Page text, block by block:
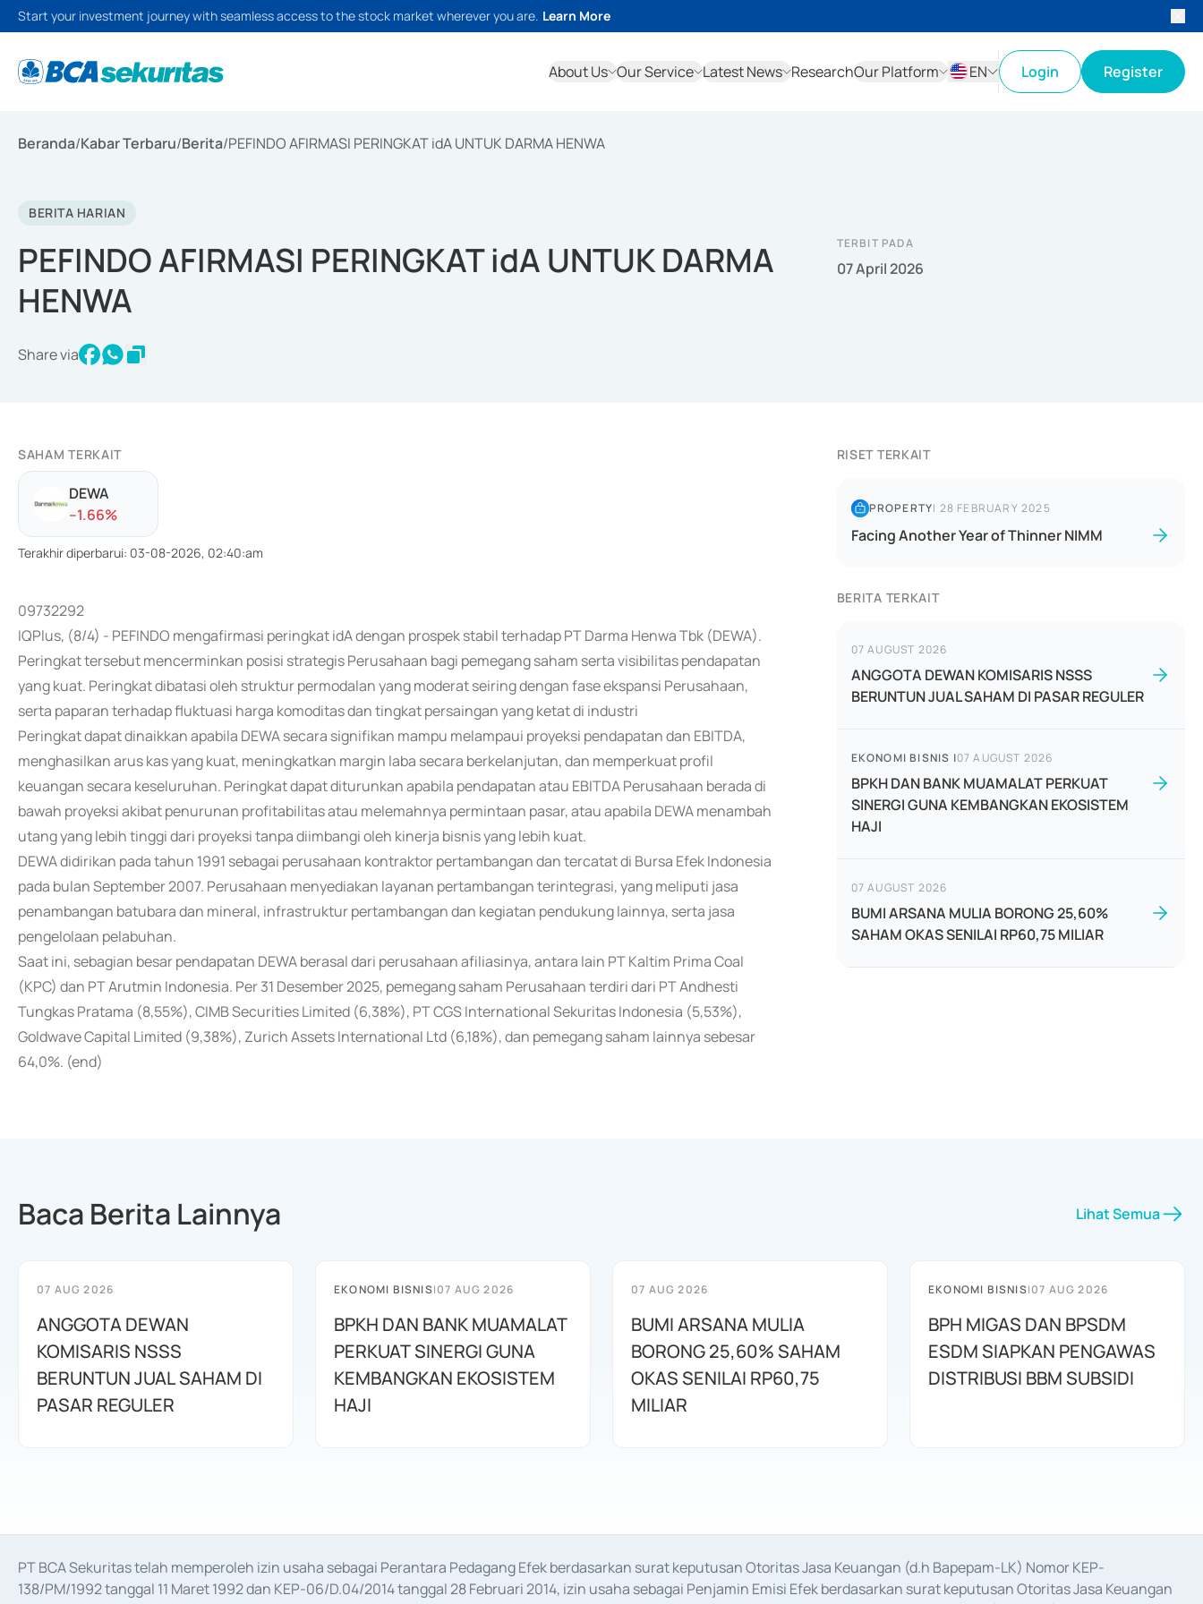
Start your investment journey with seamless access to the stock market wherever you are. Learn More
About Us Our Service Latest News ResearchOur Platform
EN
Login Register
Beranda/Kabar Terbaru/Berita/PEFINDO AFIRMASI PERINGKAT idA UNTUK DARMA HENWA
BERITA HARIAN
PEFINDO AFIRMASI PERINGKAT idA UNTUK DARMA
HENWA
Share via
TERBIT PADA
07 April 2026
SAHAM TERKAIT
DEWA
--1.66%
Terakhir diperbarui: 03-08-2026, 02:40:am
09732292
IQPlus, (8/4) - PEFINDO mengafirmasi peringkat idA dengan prospek stabil terhadap PT Darma Henwa Tbk (DEWA).
Peringkat tersebut mencerminkan posisi strategis Perusahaan bagi pemegang saham serta visibilitas pendapatan
yang kuat. Peringkat dibatasi oleh struktur permodalan yang moderat seiring dengan fase ekspansi Perusahaan,
serta paparan terhadap fluktuasi harga komoditas dan tingkat persaingan yang ketat di industri
Peringkat dapat dinaikkan apabila DEWA secara signifikan mampu melampaui proyeksi pendapatan dan EBITDA,
menghasilkan arus kas yang kuat, meningkatkan margin laba secara berkelanjutan, dan memperkuat profil
keuangan secara keseluruhan. Peringkat dapat diturunkan apabila pendapatan atau EBITDA Perusahaan berada di
bawah proyeksi akibat penurunan profitabilitas atau melemahnya permintaan pasar, atau apabila DEWA menambah
utang yang lebih tinggi dari proyeksi tanpa diimbangi oleh kinerja bisnis yang lebih kuat.
DEWA didirikan pada tahun 1991 sebagai perusahaan kontraktor pertambangan dan tercatat di Bursa Efek Indonesia
pada bulan September 2007. Perusahaan menyediakan layanan pertambangan terintegrasi, yang meliputi jasa
penambangan batubara dan mineral, infrastruktur pertambangan dan kegiatan pendukung lainnya, serta jasa
pengelolaan pelabuhan.
Saat ini, sebagian besar pendapatan DEWA berasal dari perusahaan afiliasinya, antara lain PT Kaltim Prima Coal
(KPC) dan PT Arutmin Indonesia. Per 31 Desember 2025, pemegang saham Perusahaan terdiri dari PT Andhesti
Tungkas Pratama (8,55%), CIMB Securities Limited (6,38%), PT CGS International Sekuritas Indonesia (5,53%),
Goldwave Capital Limited (9,38%), Zurich Assets International Ltd (6,18%), dan pemegang saham lainnya sebesar
64,0%. (end)
RISET TERKAIT
PROPERTY| 28 FEBRUARY 2025
Facing Another Year of Thinner NIMM
BERITA TERKAIT
07 AUGUST 2026
ANGGOTA DEWAN KOMISARIS NSSS
BERUNTUN JUAL SAHAM DI PASAR REGULER
EKONOMI BISNIS |07 AUGUST 2026
BPKH DAN BANK MUAMALAT PERKUAT
SINERGI GUNA KEMBANGKAN EKOSISTEM
HAJI
07 AUGUST 2026
BUMI ARSANA MULIA BORONG 25,60%
SAHAM OKAS SENILAI RP60,75 MILIAR
Baca Berita Lainnya Lihat Semua
07 AUG 2026
ANGGOTA DEWAN
KOMISARIS NSSS
BERUNTUN JUAL SAHAM DI
PASAR REGULER
EKONOMI BISNIS|07 AUG 2026
BPKH DAN BANK MUAMALAT
PERKUAT SINERGI GUNA
KEMBANGKAN EKOSISTEM
HAJI
07 AUG 2026
BUMI ARSANA MULIA
BORONG 25,60% SAHAM
OKAS SENILAI RP60,75
MILIAR
EKONOMI BISNIS|07 AUG 2026
BPH MIGAS DAN BPSDM
ESDM SIAPKAN PENGAWAS
DISTRIBUSI BBM SUBSIDI
PT BCA Sekuritas telah memperoleh izin usaha sebagai Perantara Pedagang Efek berdasarkan surat keputusan Otoritas Jasa Keuangan (d.h Bapepam-LK) Nomor KEP-
138/PM/1992 tanggal 11 Maret 1992 dan KEP-06/D.04/2014 tanggal 28 Februari 2014, izin usaha sebagai Penjamin Emisi Efek berdasarkan surat keputusan Otoritas Jasa Keuangan